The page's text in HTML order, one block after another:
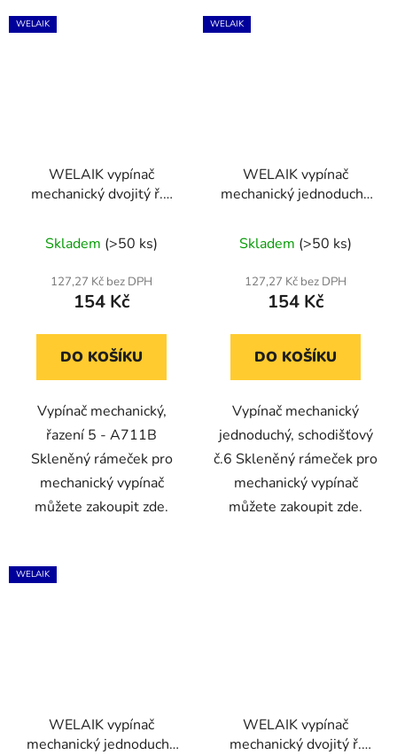
WELAIK
WELAIK vypínač
mechanický dvojitý ř.5
Skladem (>50 ks)
127,27 Kč bez DPH
154 Kč
DO KOŠÍKU
Vypínač mechanický,
řazení 5 - A711B
Skleněný rámeček pro
mechanický vypínač
můžete zakoupit zde.
WELAIK
WELAIK vypínač
mechanický jednoduchý
Skladem (>50 ks)
127,27 Kč bez DPH
154 Kč
DO KOŠÍKU
Vypínač mechanický
jednoduchý, schodišťový
č.6 Skleněný rámeček pro
mechanický vypínač
můžete zakoupit zde.
WELAIK
WELAIK vypínač
mechanický jednoduchý
WELAIK vypínač
mechanický dvojitý ř.